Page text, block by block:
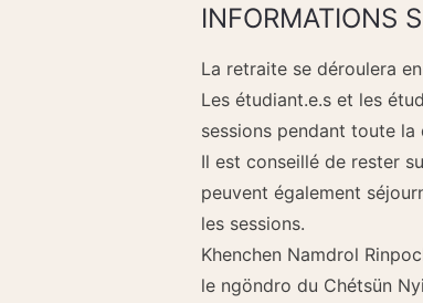
INFORMATIONS
La retraite se déroulera
Les étudiant.e.s et les
sessions pendant toute
Il est conseillé de rester
peuvent également
les sessions.
Khenchen Namdrol
le ngöndro du Chétsün